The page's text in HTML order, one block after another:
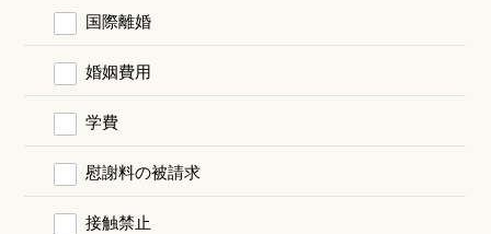
国際離婚
婚姻費用
学費
慰謝料の被請求
接触禁止